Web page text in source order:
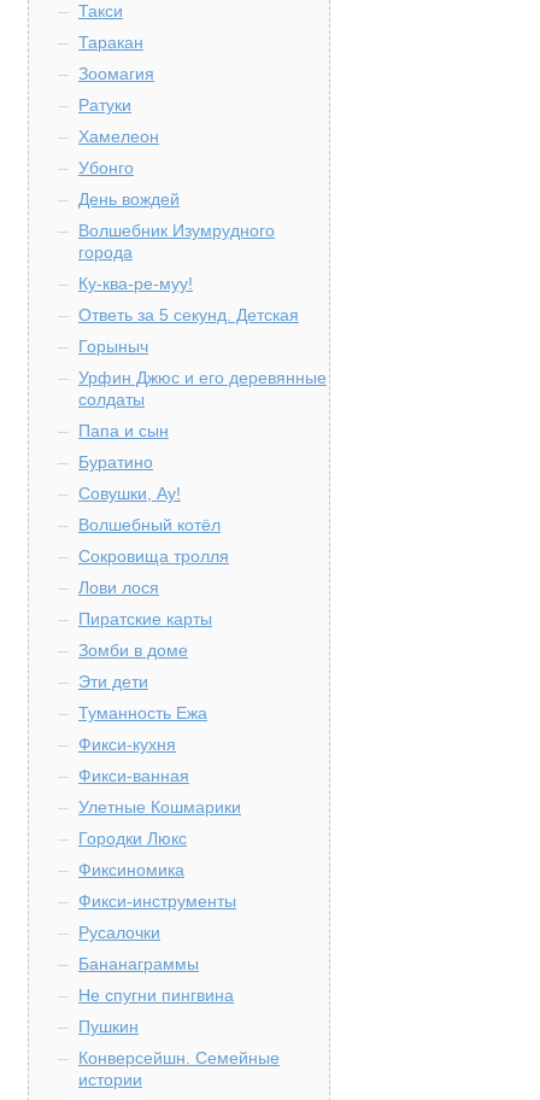
Такси
Таракан
Зоомагия
Ратуки
Хамелеон
Убонго
День вождей
Волшебник Изумрудного
города
Ку-ква-ре-муу!
Ответь за 5 секунд. Детская
Горыныч
Урфин Джюс и его деревянные
солдаты
Папа и сын
Буратино
Совушки, Ау!
Волшебный котёл
Сокровища тролля
Лови лося
Пиратские карты
Зомби в доме
Эти дети
Туманность Ежа
Фикси-кухня
Фикси-ванная
Улетные Кошмарики
Городки Люкс
Фиксиномика
Фикси-инструменты
Русалочки
Бананаграммы
Не спугни пингвина
Пушкин
Конверсейшн. Семейные
истории